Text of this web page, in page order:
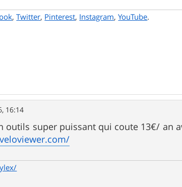
,Twitter, Pinterest, Instagram,YouTube.
16:14
outils super puissant qui coute 13€/ an